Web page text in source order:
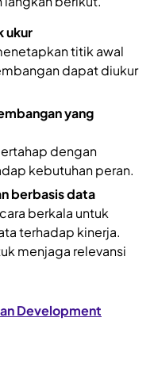
ukur
titik awal
dapat diukur
yang
dengan
kebutuhan peran.
berbasis data
berkala untuk
terhadap kinerja.
menjaga relevansi
Development